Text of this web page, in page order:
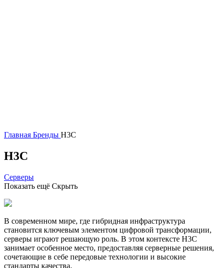
Главная Бренды H3C
H3C
Серверы
Показать ещё Скрыть
В современном мире, где гибридная инфраструктура
становится ключевым элементом цифровой трансформации,
серверы играют решающую роль. В этом контексте H3C
занимает особенное место, предоставляя серверные решения,
сочетающие в себе передовые технологии и высокие
стандарты качества.